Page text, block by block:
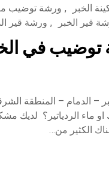
الخبر , ورشة توضيب
قير الخبر , ورشة قير
في
– الدمام – المنطقة
ماء الردياتير؟ لديك
الكثير من…